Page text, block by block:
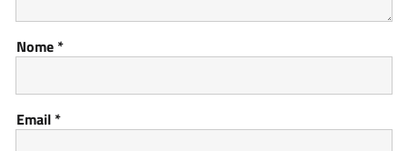
Nome*
Email*